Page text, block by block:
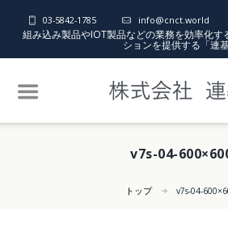
03-5842-1785 info@cnct.world
組み込み製品やIOT製品などの業務を効率化す
ションを提供する「連基
v7s-04-
トップ v7s-04-